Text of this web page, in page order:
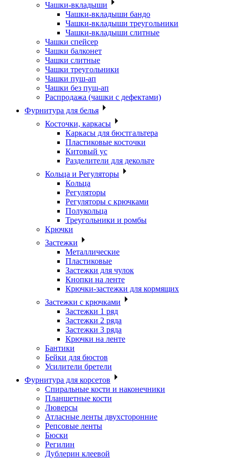
Чашки-вкладыши
Чашки-вкладыши бандо
Чашки-вкладыши треугольники
Чашки-вкладыши слитные
Чашки спейсер
Чашки балконет
Чашки слитные
Чашки треугольники
Чашки пуш-ап
Чашки без пуш-ап
Распродажа (чашки с дефектами)
Фурнитура для белья
Косточки, каркасы
Каркасы для бюстгальтера
Пластиковые косточки
Китовый ус
Разделители для декольте
Кольца и Регуляторы
Кольца
Регуляторы
Регуляторы с крючками
Полукольца
Треугольники и ромбы
Крючки
Застежки
Металлические
Пластиковые
Застежки для чулок
Кнопки на ленте
Крючки-застежки для кормящих
Застежки с крючками
Застежки 1 ряд
Застежки 2 ряда
Застежки 3 ряда
Крючки на ленте
Бантики
Бейки для бюстов
Усилители бретели
Фурнитура для корсетов
Спиральные кости и наконечники
Планшетные кости
Люверсы
Атласные ленты двухсторонние
Репсовые ленты
Бюски
Регилин
Дублерин клеевой